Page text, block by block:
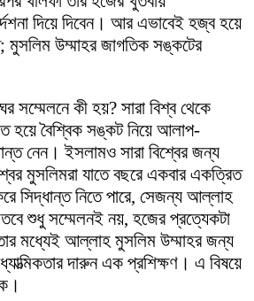
দিয়ে দিবেন। আর এভাবেই হজ্ব হয়ে
মুসলিম উম্মাহর জাগতিক সঙ্কটের
সম্মেলনে কী হয়? সারা বিশ্ব থেকে
হয়ে বৈশ্বিক সঙ্কট নিয়ে আলাপ-
নেন। ইসলামও সারা বিশ্বের জন্য
মুসলিমরা যাতে বছরে একবার একত্রিত
সিদ্ধান্ত নিতে পারে, সেজন্য আল্লাহ
তবে শুধু সম্মেলনই নয়, হজের প্রত্যেকটা
মধ্যেই আল্লাহ মুসলিম উম্মাহর জন্য
দারুন এক প্রশিক্ষণ। এ বিষয়ে